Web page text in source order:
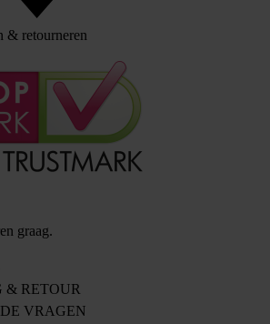
& retourneren
graag.
& RETOUR
VRAGEN